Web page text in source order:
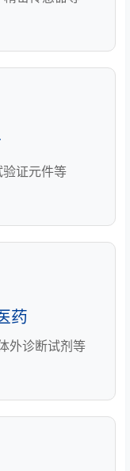
证元件等
药
外诊断试剂等